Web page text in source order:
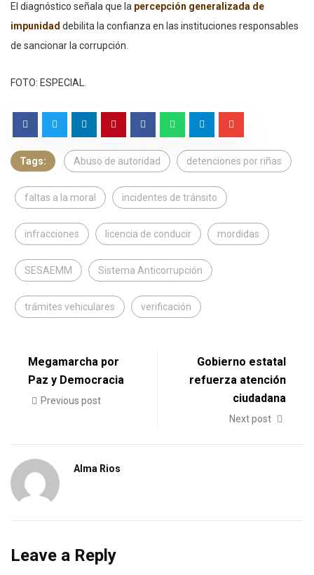
El diagnóstico señala que la percepción generalizada de
impunidad debilita la confianza en las instituciones responsables
de sancionar la corrupción.
FOTO: ESPECIAL.
Tags: Abuso de autoridad detenciones por riñas
faltas a la moral incidentes de tránsito
infracciones licencia de conducir mordidas
SESAEMM Sistema Anticorrupción
trámites vehiculares verificación
Megamarcha por
Paz y Democracia
Previous post
Gobierno estatal
refuerza atención
ciudadana
Next post
Alma Rios
Leave a Reply